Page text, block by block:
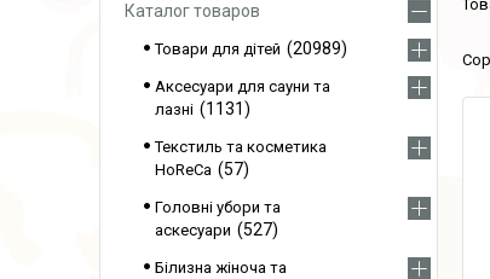
Каталог товаров
Товари для дітей 20989
Аксесуари для сауни та
лазні
1131
Текстиль та косметика
HoReCa
57
Головні убори та
аскесуари
527
Білизна жіноча та